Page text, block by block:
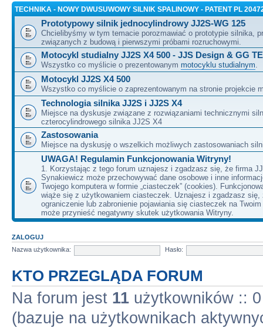
TECHNIKA - NOWY DWUSUWOWY SILNIK SPALINOWY - PATENT PL
Prototypowy silnik jednocylindrowy JJ2S-WG 125
Chcielibyśmy w tym temacie porozmawiać o prototypie silnika,
związanych z budową i pierwszymi próbami rozruchowymi.
Motocykl studialny JJ2S X4 500 - JJS Design & GG
Wszystko co myślicie o prezentowanym motocyklu studialnym
Motocykl JJ2S X4 500
Wszystko co myślicie o zaprezentowanym na stronie projekcie
Technologia silnika JJ2S i JJ2S X4
Miejsce na dyskusje związane z rozwiązaniami technicznymi
czterocylindrowego silnika JJ2S X4
Zastosowania
Miejsce na dyskusję o wszelkich możliwych zastosowaniach
UWAGA! Regulamin Funkcjonowania Witryny!
1. Korzystając z tego forum uznajesz i zgadzasz się, że firma
Synakiewicz może przechowywać dane osobowe i inne
Twojego komputera w formie „ciasteczek” (cookies).
wiąże się z użytkowaniem ciasteczek. Uznajesz i zgadzasz się,
ograniczenie lub zabronienie pojawiania się ciasteczek na
może przynieść negatywny skutek użytkowania Witryny.
ZALOGUJ
Nazwa użytkownika:
Hasło:
KTO PRZEGLĄDA FORUM
Na forum jest 11 użytkowników ::
(bazuje na użytkownikach